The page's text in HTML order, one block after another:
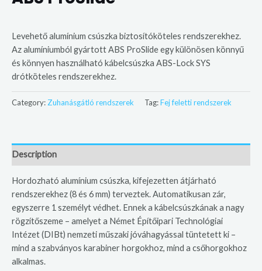
Levehető alumínium csúszka biztosítóköteles rendszerekhez.
Az alumíniumból gyártott ABS ProSlide egy különösen könnyű
és könnyen használható kábelcsúszka ABS-Lock SYS
drótköteles rendszerekhez.
Category: Zuhanásgátló rendszerek Tag:Fej feletti rendszerek
Description
Hordozható alumínium csúszka, kifejezetten átjárható
rendszerekhez (8 és 6 mm) terveztek. Automatikusan zár,
egyszerre 1 személyt védhet. Ennek a kábelcsúszkának a nagy
rögzítőszeme – amelyet a Német Építőipari Technológiai
Intézet (DIBt) nemzeti műszaki jóváhagyással tüntetett ki –
mind a szabványos karabiner horgokhoz, mind a csőhorgokhoz
alkalmas.